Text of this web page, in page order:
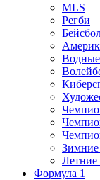
MLS
Регби
Формула 1